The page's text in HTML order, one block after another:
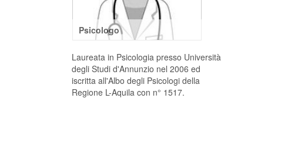
Psicologo
Laureata in Psicologia presso Università
degli Studi d'Annunzio nel 2006 ed
iscritta all'Albo degli Psicologi della
Regione L-Aquila con n° 1517.